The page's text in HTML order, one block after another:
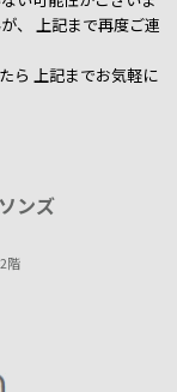
、 上記まで再度ご連
ら上記までお気軽に
ンズ
階